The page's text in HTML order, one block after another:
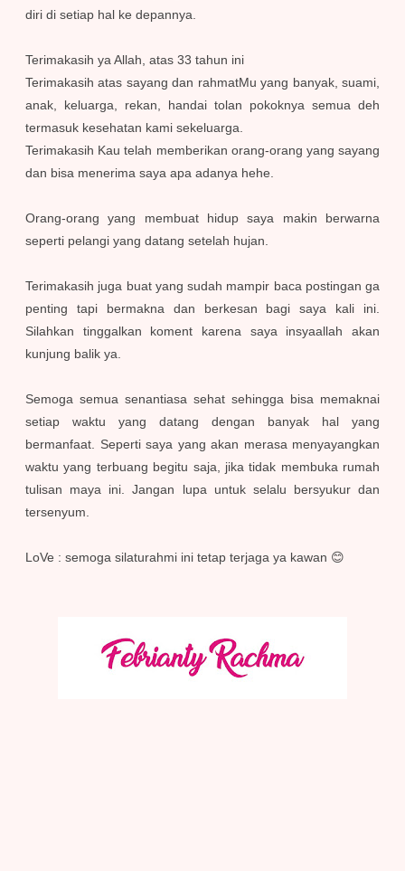
diri di setiap hal ke depannya.
Terimakasih ya Allah, atas 33 tahun ini
Terimakasih atas sayang dan rahmatMu yang banyak, suami,
anak, keluarga, rekan, handai tolan pokoknya semua deh
termasuk kesehatan kami sekeluarga.
Terimakasih Kau telah memberikan orang-orang yang sayang
dan bisa menerima saya apa adanya hehe.
Orang-orang yang membuat hidup saya makin berwarna
seperti pelangi yang datang setelah hujan.
Terimakasih juga buat yang sudah mampir baca postingan ga
penting tapi bermakna dan berkesan bagi saya kali ini.
Silahkan tinggalkan koment karena saya insyaallah akan
kunjung balik ya.
Semoga semua senantiasa sehat sehingga bisa memaknai
setiap waktu yang datang dengan banyak hal yang
bermanfaat. Seperti saya yang akan merasa menyayangkan
waktu yang terbuang begitu saja, jika tidak membuka rumah
tulisan maya ini. Jangan lupa untuk selalu bersyukur dan
tersenyum.
LoVe : semoga silaturahmi ini tetap terjaga ya kawan 😊